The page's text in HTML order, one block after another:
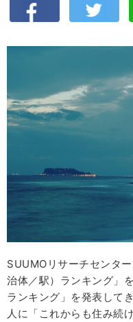
SUUMOリサーチセンタ
治体／駅）ランキング」
ランキング」を発表して
人に「これからも住み続